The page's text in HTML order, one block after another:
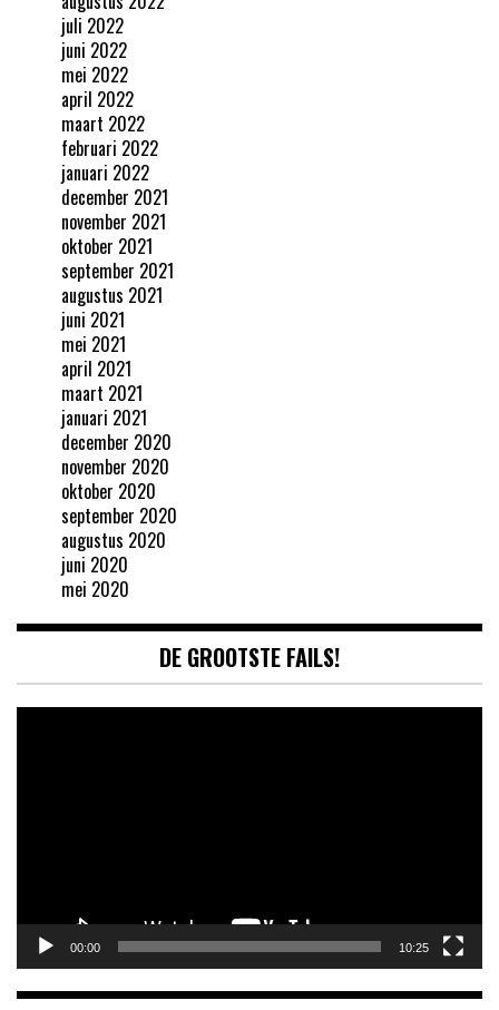
juli 2022
juni 2022
mei 2022
april 2022
maart 2022
februari 2022
januari 2022
december 2021
november 2021
oktober 2021
september 2021
augustus 2021
juni 2021
mei 2021
april 2021
maart 2021
januari 2021
december 2020
november 2020
oktober 2020
september 2020
augustus 2020
juni 2020
mei 2020
DE GROOTSTE FAILS!
00:00 10:25